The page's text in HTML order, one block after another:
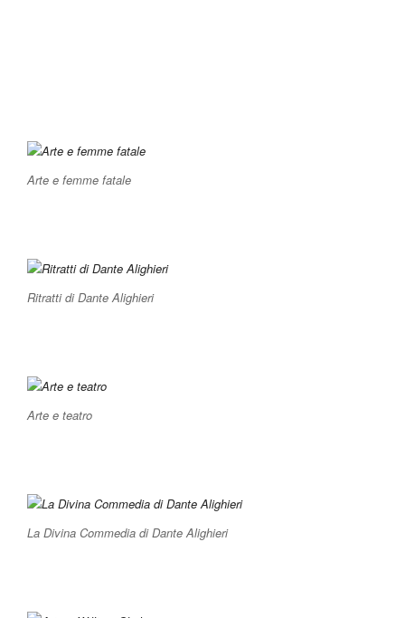
Arte e femme fatale
Ritratti di Dante Alighieri
Arte e teatro
La Divina Commedia di Dante Alighieri